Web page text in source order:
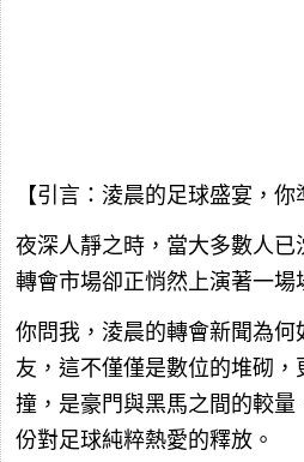
【引言：淩晨的足球盛宴，你
夜深人靜之時，當大多數人已
轉會市場卻正悄然上演著一場
你問我，淩晨的轉會新聞為何
友，這不僅僅是數位的堆砌，
撞，是豪門與黑馬之間的較量
份對足球純粹熱愛的釋放。